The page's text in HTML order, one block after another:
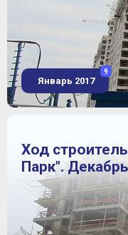
Январь 2017
9
Ход
Парк".